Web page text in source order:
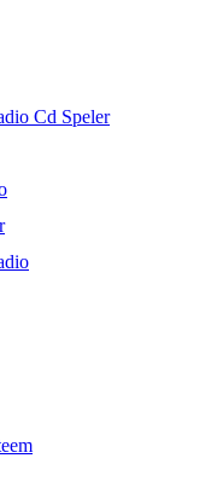
Cd Speler